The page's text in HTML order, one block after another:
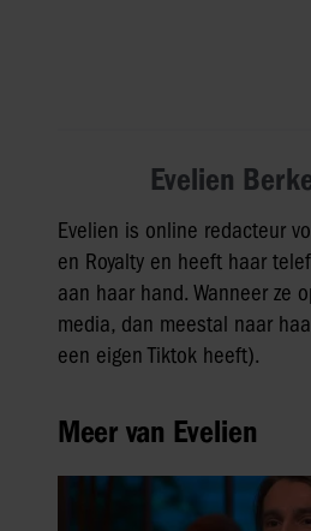
Evelien
Evelien is online redacteur
en Royalty en heeft haar
aan haar hand. Wanneer ze
media, dan meestal naar
een eigen Tiktok heeft).
Meer van Evelien